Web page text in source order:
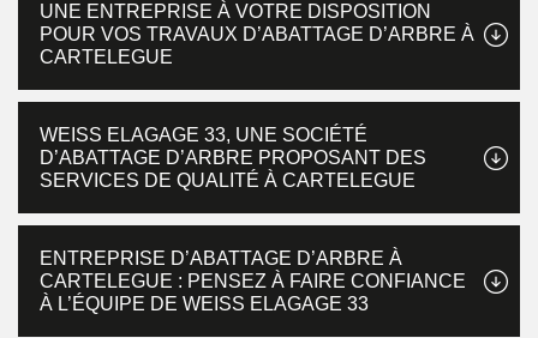
UNE ENTREPRISE À VOTRE DISPOSITION
POUR VOS TRAVAUX D’ABATTAGE D’ARBRE À
CARTELEGUE
WEISS ELAGAGE 33, UNE SOCIÉTÉ
D’ABATTAGE D’ARBRE PROPOSANT DES
SERVICES DE QUALITÉ À CARTELEGUE
ENTREPRISE D’ABATTAGE D’ARBRE À
CARTELEGUE : PENSEZ À FAIRE CONFIANCE
À L’ÉQUIPE DE WEISS ELAGAGE 33